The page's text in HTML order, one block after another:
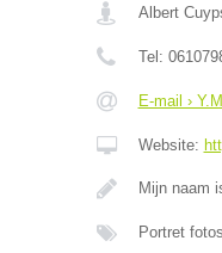
Albert
Tel:
E-mail ›
Website:
Mijn naam
Portret